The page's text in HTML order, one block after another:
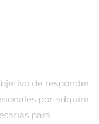
de responder
por adquirir
para